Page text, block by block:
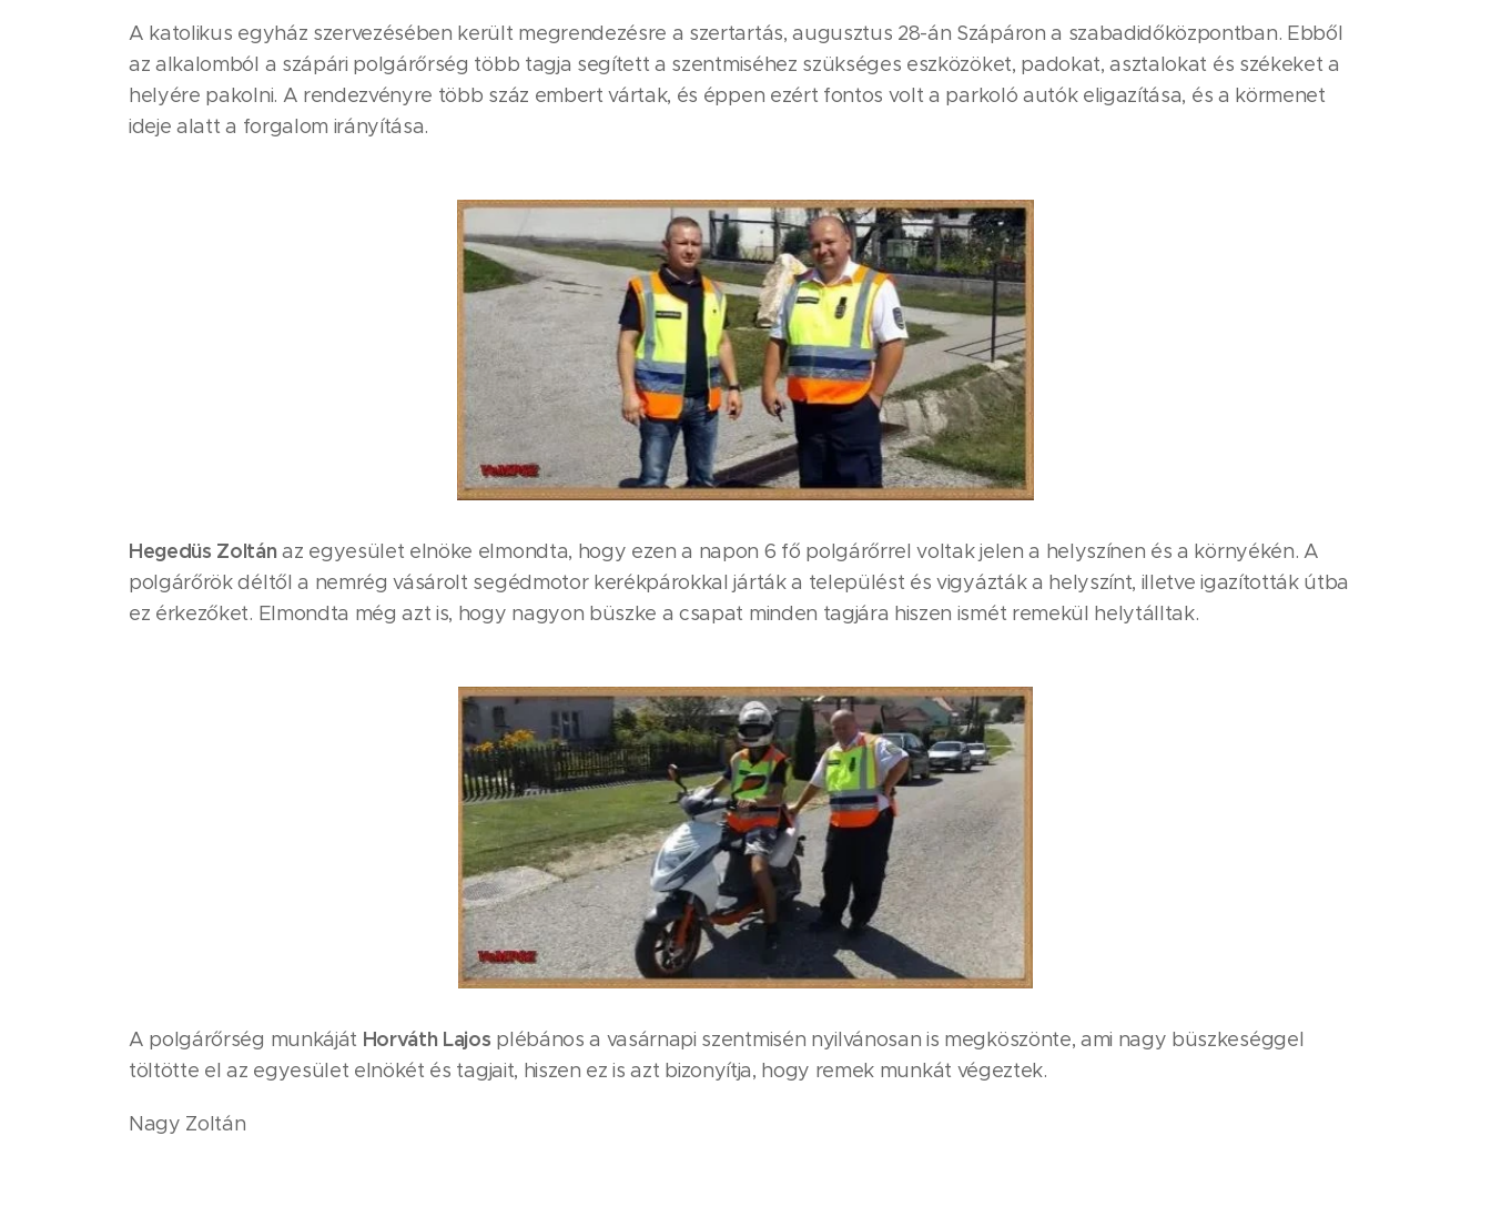
A katolikus egyház szervezésében került megrendezésre a szertartás, augusztus 28-án Szápáron a szabadidőközpontban. Ebből
az alkalomból a szápári polgárőrség több tagja segített a szentmiséhez szükséges eszközöket, padokat, asztalokat és székeket a
helyére pakolni. A rendezvényre több száz embert vártak, és éppen ezért fontos volt a parkoló autók eligazítása, és a körmenet
ideje alatt a forgalom irányítása.
Hegedüs Zoltánaz egyesület elnöke elmondta, hogy ezen a napon 6 fő polgárőrrel voltak jelen a helyszínen és a környékén. A
polgárőrök déltől a nemrég vásárolt segédmotor kerékpárokkal járták a települést és vigyázták a helyszínt, illetve igazították útba
ez érkezőket. Elmondta még azt is, hogy nagyon büszke a csapat minden tagjára hiszen ismét remekül helytálltak.
A polgárőrség munkáját Horváth Lajos plébános a vasárnapi szentmisén nyilvánosan is megköszönte, ami nagy büszkeséggel
töltötte el az egyesület elnökét és tagjait, hiszen ez is azt bizonyítja, hogy remek munkát végeztek.
Nagy Zoltán